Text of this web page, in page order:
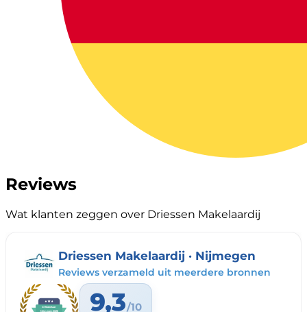
Reviews
Wat klanten zeggen over Driessen Makelaardij